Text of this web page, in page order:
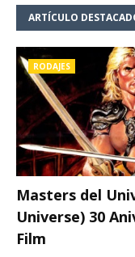
ARTÍCULO
RODAJES
Masters del
Universe) 30
Film